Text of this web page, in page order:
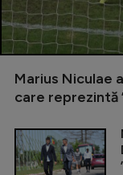
Marius Niculae
care reprezintă